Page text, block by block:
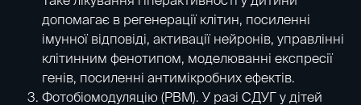
допомагає в регенерації клітин, посиленні
імунної відповіді, активації нейронів, управлінні
клітинним фенотипом, моделюванні експресії
генів, посиленні антимікробних ефектів.
Фотобіомодуляцію (PBM). У разі СДУГ у дітей